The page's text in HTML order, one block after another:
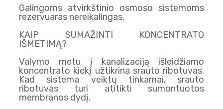
Galingoms atvirkštinio osmoso sistemoms
rezervuaras nereikalingas.
KAIP SUMAŽINTI KONCENTRATO
IŠMETIMĄ?
Valymo metu į kanalizaciją išleidžiamo
koncentrato kiekį užtikrina srauto ribotuvas.
Kad sistema veiktų tinkamai, srauto
ribotuvas turi atitikti sumontuotos
membranos dydį.